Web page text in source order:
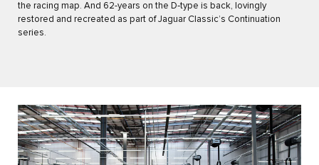
the racing map. And 62-years on the D‑type is back, lovingly
restored and recreated as part of Jaguar Classic’s Continuation
series.